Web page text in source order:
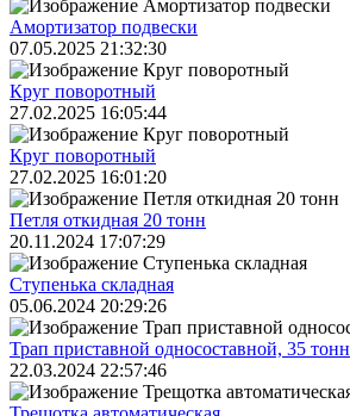
Амортизатор подвески
07.05.2025 21:32:30
Круг поворотный
27.02.2025 16:05:44
Круг поворотный
27.02.2025 16:01:20
Петля откидная 20 тонн
20.11.2024 17:07:29
Ступенька складная
05.06.2024 20:29:26
Трап приставной односоставной, 35 тонн
22.03.2024 22:57:46